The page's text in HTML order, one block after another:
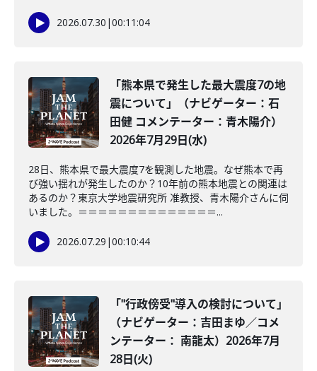
2026.07.30 |00:11:04
「熊本県で発生した最大震度7の地
震について」（ナビゲーター：石
田健 コメンテーター：青木陽介）
2026年7月29日(水)
28日、熊本県で最大震度7を観測した地震。なぜ熊本で再
び強い揺れが発生したのか？10年前の熊本地震との関連は
あるのか？東京大学地震研究所 准教授、青木陽介さんに伺
いました。＝＝＝＝＝＝＝＝＝＝＝＝＝＝...
2026.07.29 |00:10:44
「"行政傍受"導入の検討について」
（ナビゲーター：吉田まゆ／コメ
ンテーター： 南龍太）2026年7月
28日(火)